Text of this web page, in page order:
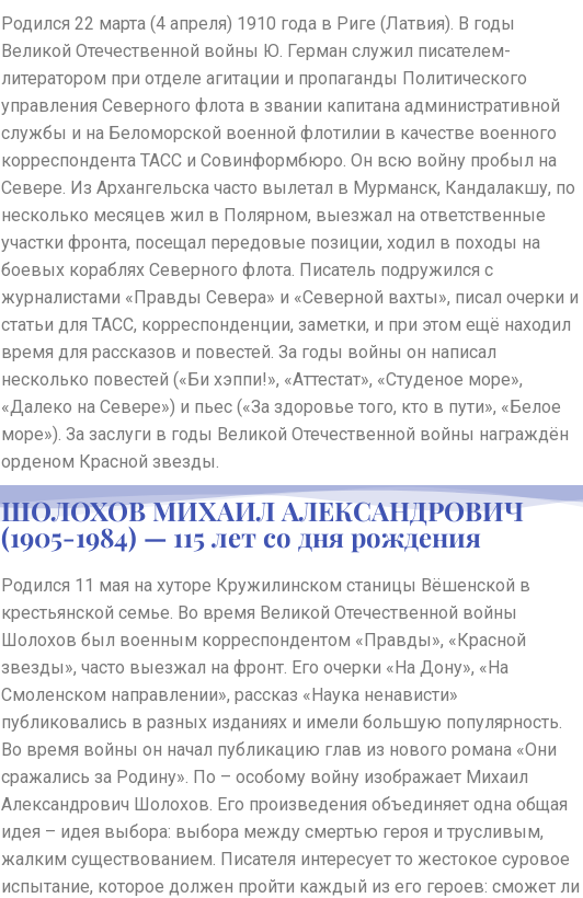
Родился 22 марта (4 апреля) 1910 года в Риге (Латвия). В годы
Великой Отечественной войны Ю. Герман служил писателем-
литератором при отделе агитации и пропаганды Политического
управления Северного флота в звании капитана административной
службы и на Беломорской военной флотилии в качестве военного
корреспондента ТАСС и Совинформбюро. Он всю войну пробыл на
Севере. Из Архангельска часто вылетал в Мурманск, Кандалакшу, по
несколько месяцев жил в Полярном, выезжал на ответственные
участки фронта, посещал передовые позиции, ходил в походы на
боевых кораблях Северного флота. Писатель подружился с
журналистами «Правды Севера» и «Северной вахты», писал очерки и
статьи для ТАСС, корреспонденции, заметки, и при этом ещё находил
время для рассказов и повестей. За годы войны он написал
несколько повестей («Би хэппи!», «Аттестат», «Студеное море»,
«Далеко на Севере») и пьес («За здоровье того, кто в пути», «Белое
море»). За заслуги в годы Великой Отечественной войны награждён
орденом Красной звезды.
ШОЛОХОВ МИХАИЛ АЛЕКСАНДРОВИЧ
(1905-1984) — 115 лет со дня рождения
Родился 11 мая на хуторе Кружилинском станицы Вёшенской в
крестьянской семье. Во время Великой Отечественной войны
Шолохов был военным корреспондентом «Правды», «Красной
звезды», часто выезжал на фронт. Его очерки «На Дону», «На
Смоленском направлении», рассказ «Наука ненависти»
публиковались в разных изданиях и имели большую популярность.
Во время войны он начал публикацию глав из нового романа «Они
сражались за Родину». По – особому войну изображает Михаил
Александрович Шолохов. Его произведения объединяет одна общая
идея – идея выбора: выбора между смертью героя и трусливым,
жалким существованием. Писателя интересует то жестокое суровое
испытание, которое должен пройти каждый из его героев: сможет ли